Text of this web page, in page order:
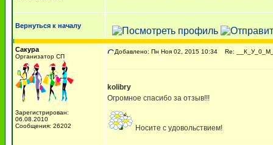
Вернуться к началу
Сакура
Организатор СП
Зарегистрирован:
06.08.2010
Сообщения: 26202
Добавлено: Пн Ноя 02, 2015 10:34 Re:
kolibry
Огромное спасибо за отзыв!!!
Носите с удовольствием!